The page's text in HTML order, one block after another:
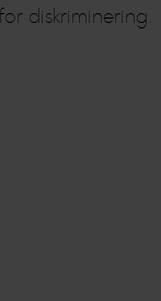
diskriminering.